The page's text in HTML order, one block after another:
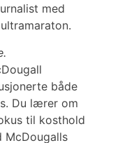
med
både
Du lærer om
til kosthold
McDougalls